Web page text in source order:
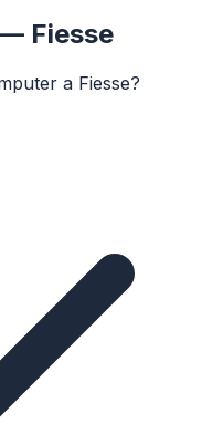
— Fiesse
a Fiesse?